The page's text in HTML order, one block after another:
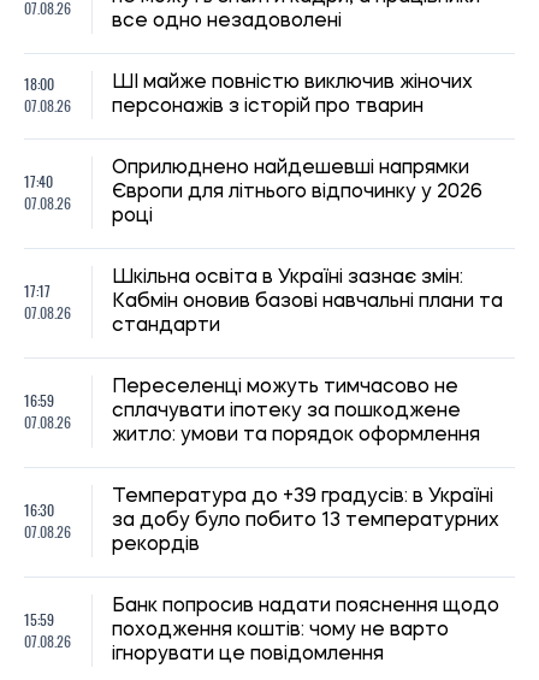
16:30
07.08.26
за добу було побито 13 температурних
рекордів
07.08.26
Банк попросив надати пояснення щодо
походження коштів: чому не варто
ігнорувати це повідомлення
07.08.26
Грошова допомога до 12 300 грн для
мешканців Кривого Рогу: як подати
заявку на виплати
07.08.26
В Україні переглянули правила виплати
лікарняних: хто не отримає повну
компенсацію у 2026 році
07.08.26
Оренда житла для студентів: скільки
коштують квартири та кімнати в різних
містах України
07.08.26
Більшість українців виступають проти
передачі Донбасу Росії в обмін на
перемир’я та гарантії безпеки